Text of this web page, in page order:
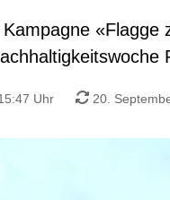
«Flagge
Uhr 20.